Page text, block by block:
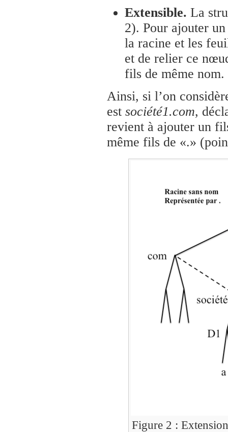
Extensible. La
2). Pour ajouter
la racine et les
et de relier ce
fils de même nom.
Ainsi, si l’on
est société1.com,
revient à ajouter un
même fils de «.»
Figure 2 :